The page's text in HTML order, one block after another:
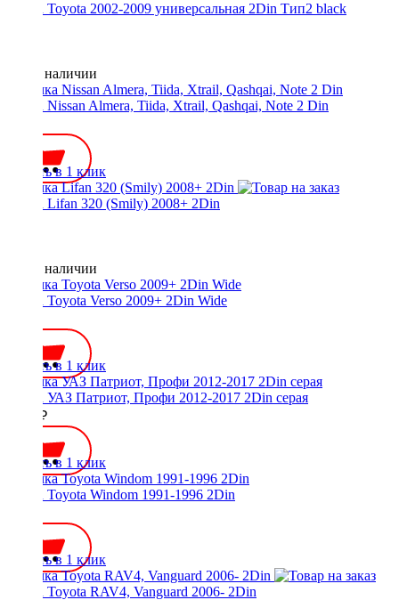
Рамка Toyota 2002-2009 универсальная 2Din Тип2 black
Нет в наличии
Рамка Nissan Almera, Tiida, Xtrail, Qashqai, Note 2 Din
Купить в 1 клик
Рамка Lifan 320 (Smily) 2008+ 2Din
Нет в наличии
Рамка Toyota Verso 2009+ 2Din Wide
Купить в 1 клик
Рамка УАЗ Патриот, Профи 2012-2017 2Din серая
1500 ₽
Купить в 1 клик
Рамка Toyota Windom 1991-1996 2Din
Купить в 1 клик
Рамка Toyota RAV4, Vanguard 2006- 2Din